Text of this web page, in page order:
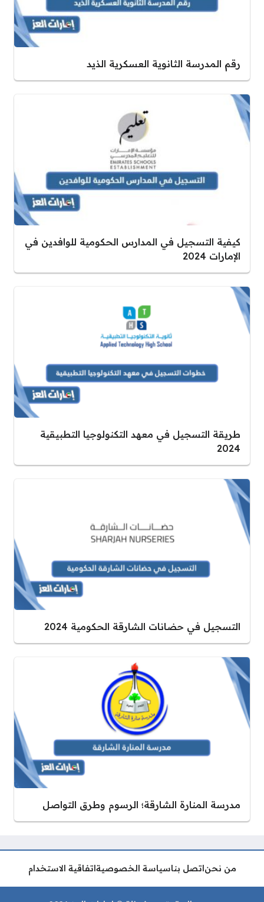
رقم المدرسة الثانوية العسكرية الذيد
كيفية التسجيل في المدارس الحكومية للوافدين في
الإمارات 2024
طريقة التسجيل في معهد التكنولوجيا التطبيقية
2024
التسجيل في حضانات الشارقة الحكومية 2024
مدرسة المنارة الشارقة؛ الرسوم وطرق التواصل
من نحناتصل بناسياسة الخصوصيةاتفاقية الاستخدام